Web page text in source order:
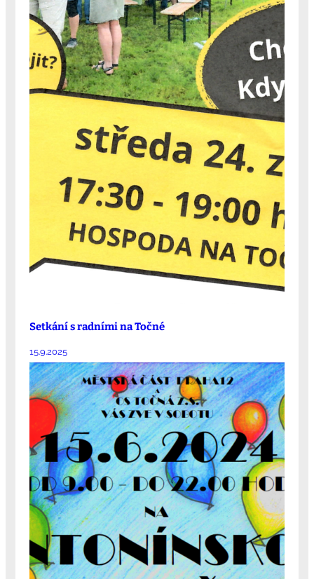
Setkání s radními na Točné
15.9.2025